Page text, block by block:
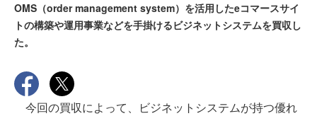
OMS（order management system）を活用したeコマースサイ
トの構築や運用事業などを手掛けるビジネットシステムを買収し
た。
今回の買収によって、ビジネットシステムが持つ優れ